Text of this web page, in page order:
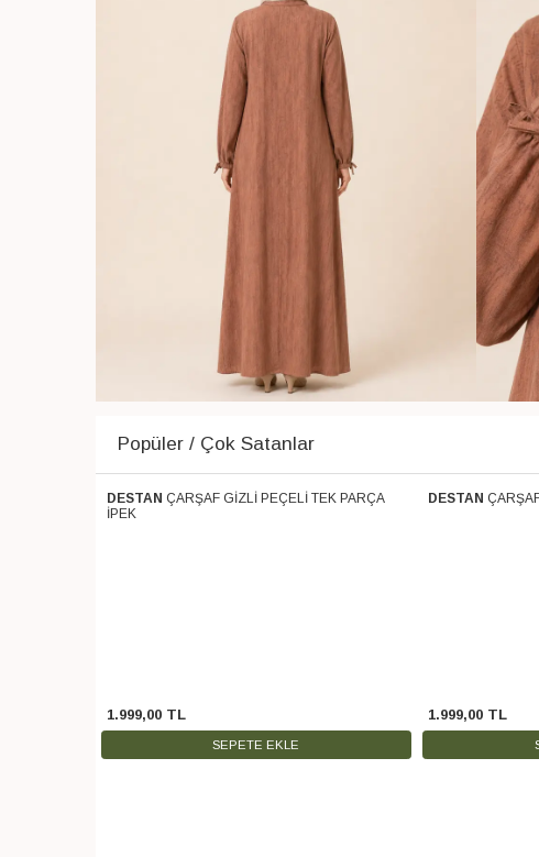
Popüler / Çok Satanlar
Ücretsiz Kargo
DESTAN ÇARŞAF GİZLİ PEÇELİ TEK PARÇA
İPEK
1.999,00 TL
SEPETE EKLE
Ücretsiz Kargo
DESTAN
1.999,00 TL